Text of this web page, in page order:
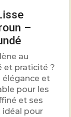
–
au
et praticité ?
élégance et
pour les
et ses
pour